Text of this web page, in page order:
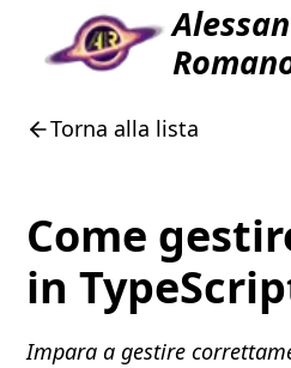
Torna alla lista
Come
in
Impara a gestire